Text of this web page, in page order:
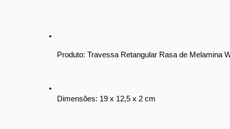
Produto: Travessa Retangular Rasa de Melamina
Dimensões: 19 x 12,5 x 2 cm